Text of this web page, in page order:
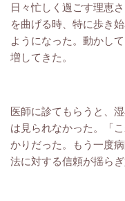
日々忙しく過ごす理恵
を曲げる時、特に歩き
ようになった。動かし
増してきた。
医師に診てもらうと、
は見られなかった。「
かりだった。もう一度
法に対する信頼が揺らぎ